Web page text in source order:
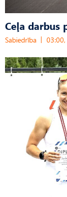
Ceļa darbus
Sabiedrība